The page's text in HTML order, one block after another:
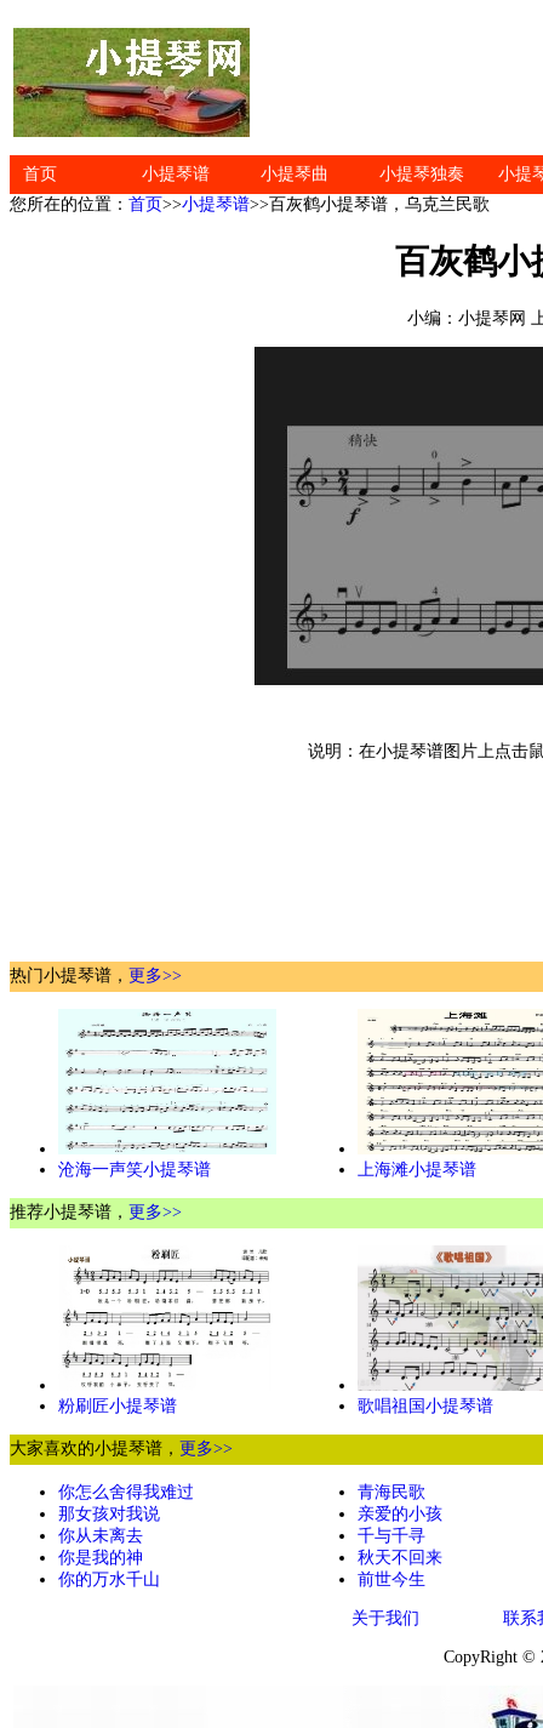
首页 小提琴谱 小提琴曲 小提琴独奏
小提
您所在的位置： 首页>>小提琴谱>>百灰鹤小提琴谱，乌克兰民歌
百灰鹤小
小编：小提琴网
说明：在小提琴谱图片上点击
热门小提琴谱， 更多>>
沧海一声笑小提琴谱 上海滩小提琴谱
推荐小提琴谱， 更多>>
粉刷匠小提琴谱 歌唱祖国小提琴谱
大家喜欢的小提琴谱， 更多>>
你怎么舍得我难过
那女孩对我说
你从未离去
你是我的神
你的万水千山
青海民歌
亲爱的小孩
千与千寻
秋天不回来
前世今生
关于我们 联系
CopyRight ©